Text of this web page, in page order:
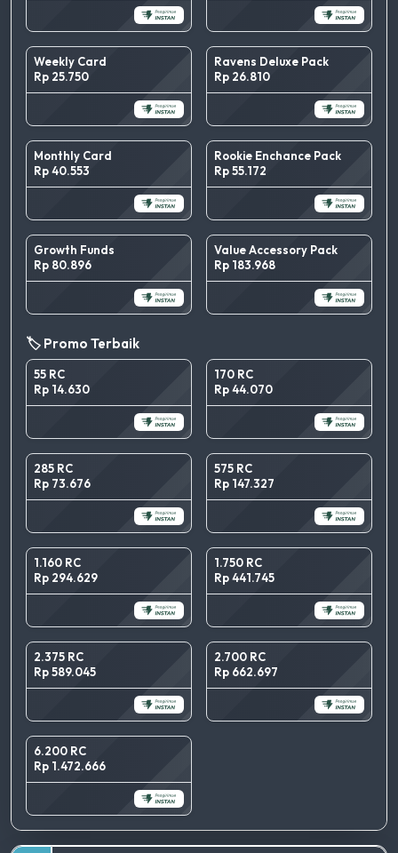
Weekly Card
Rp 25.750
Ravens Deluxe Pack
Rp 26.810
Monthly Card
Rp 40.553
Rookie Enchance Pack
Rp 55.172
Growth Funds
Rp 80.896
Value Accessory Pack
Rp 183.968
🏷️ Promo Terbaik
55 RC
Rp 14.630
170 RC
Rp 44.070
285 RC
Rp 73.676
575 RC
Rp 147.327
1.160 RC
Rp 294.629
1.750 RC
Rp 441.745
2.375 RC
Rp 589.045
2.700 RC
Rp 662.697
6.200 RC
Rp 1.472.666